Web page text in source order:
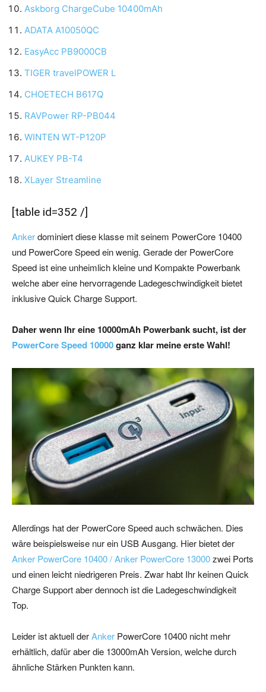
Askborg ChargeCube 10400mAh
ADATA A10050QC
EasyAcc PB9000CB
TIGER travelPOWER L
CHOETECH B617Q
RAVPower RP-PB044
WINTEN WT-P120P
AUKEY PB-T4
XLayer Streamline
[table id=352 /]
Ankerdominiert diese klasse mit seinem PowerCore 10400
und PowerCore Speed ein wenig. Gerade der PowerCore
Speed ist eine unheimlich kleine und Kompakte Powerbank
welche aber eine hervorragende Ladegeschwindigkeit bietet
inklusive Quick Charge Support.
Daher wenn Ihr eine 10000mAh Powerbank sucht, ist der
PowerCore Speed 10000ganz klar meine erste Wahl!
Allerdings hat der PowerCore Speed auch schwächen. Dies
wäre beispielsweise nur ein USB Ausgang. Hier bietet der
Anker PowerCore 10400 / Anker PowerCore 13000zwei Ports
und einen leicht niedrigeren Preis. Zwar habt Ihr keinen Quick
Charge Support aber dennoch ist die Ladegeschwindigkeit
Top.
Leider ist aktuell derAnker PowerCore 10400 nicht mehr
erhältlich, dafür aber die 13000mAh Version, welche durch
ähnliche Stärken Punkten kann.